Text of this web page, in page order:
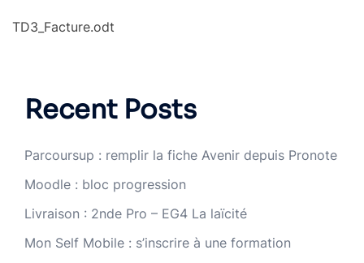
TD3_Facture.odt
Recent Posts
Parcoursup : remplir la fiche Avenir depuis Pronote
Moodle : bloc progression
Livraison : 2nde Pro – EG4 La laïcité
Mon Self Mobile : s’inscrire à une formation